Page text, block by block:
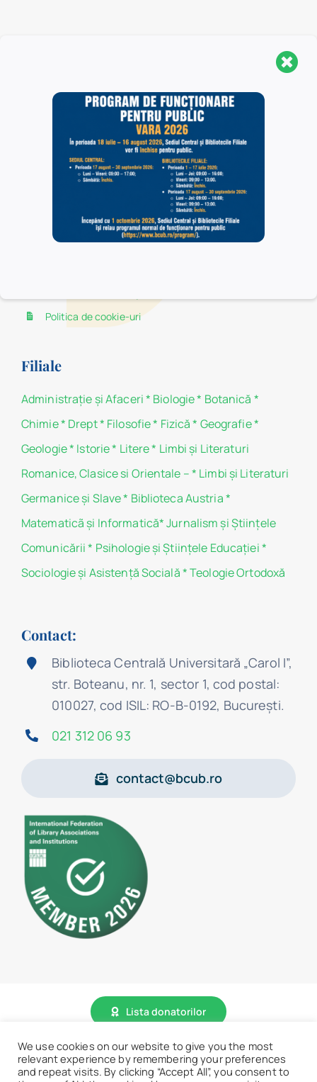
Biblioteca Centrală Universitară „Carol I” este o
Sediul Central, Secţia Pedagogică „I.C. Petrescu” şi 16
biblioteci filiale, localizate în Universitatea din
Bucureşti. În Sediul Central au acces toate categoriile
de utilizatori, în timp ce în bibliotecile filiale au acces,
la centrele de împrumut, numai studenţii şi cadrele
didactice ale facultăților Universității din București, iar
în sălile de lectură ale acestora au acces toate
Politica de cookie-uri
Filiale
Administraţie şi Afaceri* Biologie* Botanică *
Chimie* Drept* Filosofie* Fizică * Geografie*
Geologie* Istorie* Litere* Limbi și Literaturi
Romanice, Clasice si Orientale –* Limbi și Literaturi
Germanice şi Slave* Biblioteca Austria*
Matematicã și Informatică*Jurnalism şi Ştiinţele
Comunicării * Psihologie şi Ştiinţele Educaţiei*
Sociologie şi Asistenţă Socială*Teologie Ortodoxă
Contact:
Biblioteca Centrală Universitară „Carol I”,
str. Boteanu, nr. 1, sector 1, cod postal:
010027, cod ISIL: RO-B-0192, Bucureşti.
021 312 06 93
contact@bcub.ro
Lista donatorilor
© 2026 • BCU „Carol I” - Toate drepturile sunt rezervate.
We use cookies on our website to give you the most
relevant experience by remembering your preferences
and repeat visits. By clicking “Accept All”, you consent to